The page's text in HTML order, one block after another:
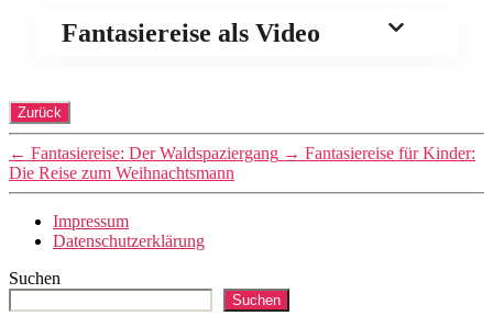
Fantasiereise als Video
← Fantasiereise: Der Waldspaziergang → Fantasiereise für Kinder:
Die Reise zum Weihnachtsmann
Impressum
Datenschutzerklärung
Suchen
Suchen